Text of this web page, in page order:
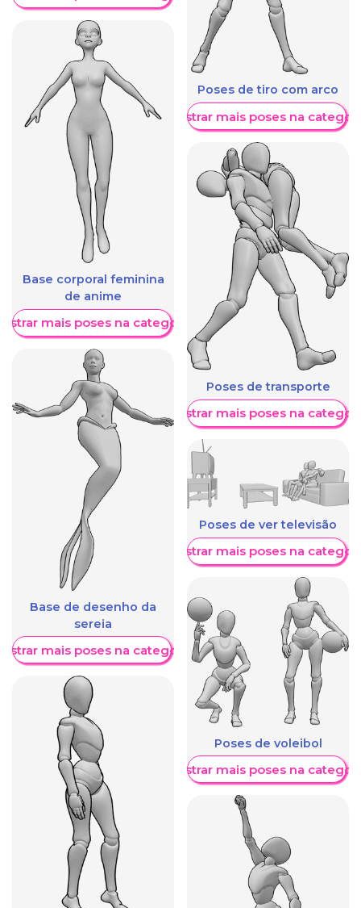
Base corporal feminina
de anime
mais poses na categoria
Base de desenho da
sereia
mais poses na categoria
Poses de tiro com arco
Mostrar mais poses na
Poses de transporte
Mostrar mais poses na
Poses de ver televisão
Mostrar mais poses na
Poses de voleibol
Mostrar mais poses na